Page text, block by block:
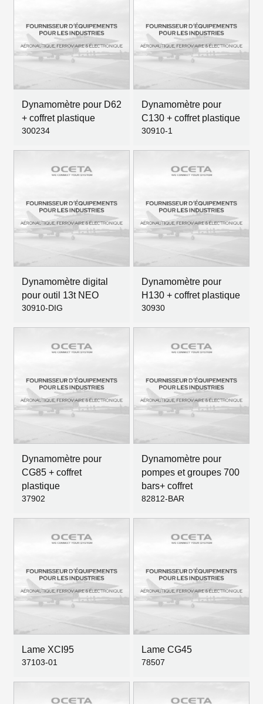
Dynamomètre pour D62
+ coffret plastique
300234
Dynamomètre pour
C130 + coffret plastique
30910-1
Dynamomètre digital
pour outil 13t NEO
30910-DIG
Dynamomètre pour
H130 + coffret plastique
30930
Dynamomètre pour
CG85 + coffret
plastique
37902
Dynamomètre pour
pompes et groupes 700
bars+ coffret
82812-BAR
Lame XCI95
37103-01
Lame CG45
78507